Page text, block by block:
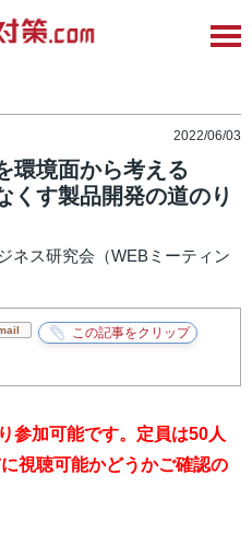
2022/06/03
環境面から考える
くす製品開発の道のり
ネス研究会（WEBミーティン
参加可能です。定員は50人
視聴可能かどうかご確認の